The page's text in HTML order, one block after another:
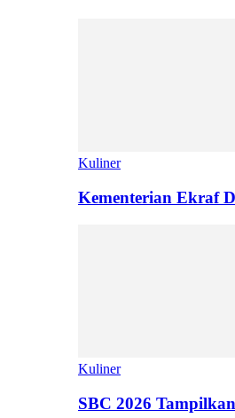
Kuliner
Kementerian Ekraf
Kuliner
SBC 2026